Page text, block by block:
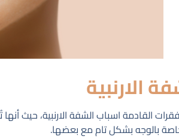
الارنبية
القادمة اسباب الشفة الارنبية، حيث
بالوجه بشكل تام مع بعضها.